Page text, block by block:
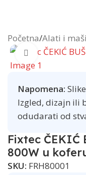
Početna/Alati i
Click to
Napomena:
Izgled, dizajn ili
odudarati od
Fixtec ČEKIĆ
800W u
SKU: FRH80001